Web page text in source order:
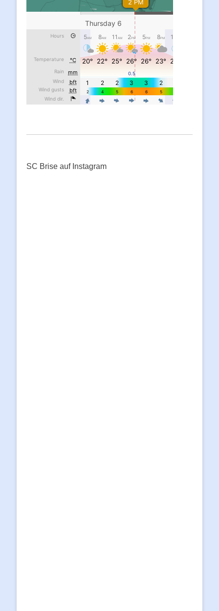
SC Brise auf Instagram